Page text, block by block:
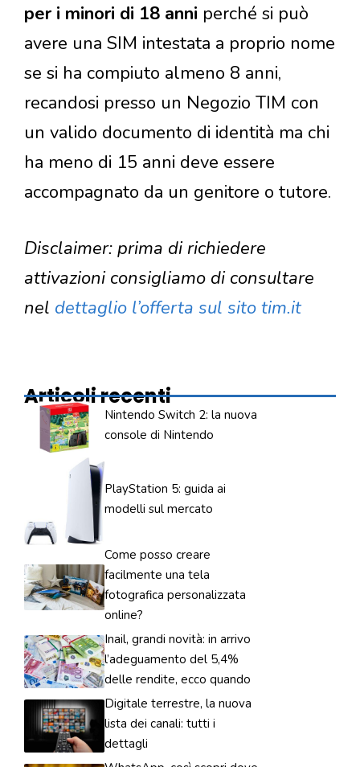
per i minori di 18 anni perché si può
avere una SIM intestata a proprio nome
se si ha compiuto almeno 8 anni,
recandosi presso un Negozio TIM con
un valido documento di identità ma chi
ha meno di 15 anni deve essere
accompagnato da un genitore o tutore.
Disclaimer: prima di richiedere
attivazioni consigliamo di consultare
nel dettaglio l’offerta sul sito tim.it
Articoli recenti
Nintendo Switch 2: la nuova
console di Nintendo
PlayStation 5: guida ai
modelli sul mercato
Come posso creare
facilmente una tela
fotografica personalizzata
online?
Inail, grandi novità: in arrivo
l’adeguamento del 5,4%
delle rendite, ecco quando
Digitale terrestre, la nuova
lista dei canali: tutti i
dettagli